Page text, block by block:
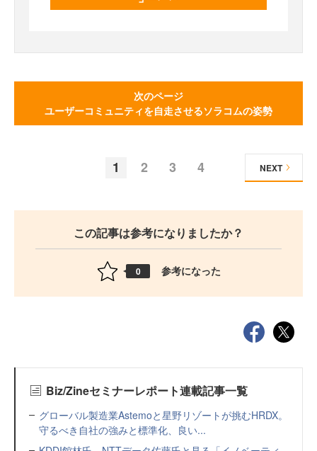
次のページ
ユーザーコミュニティを自走させるソラコムの姿勢
1 2 3 4 NEXT
この記事は参考になりましたか？
0 参考になった
Biz/Zineセミナーレポート連載記事一覧
グローバル製造業Astemoと星野リゾートが挑むHRDX。
守るべき自社の強みと標準化、良い...